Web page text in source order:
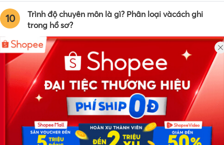
10
Trình độ chuyên môn là gì? Phân loại vàcách ghi
trong hồ sơ?
Công ty TNHH Eyeplus Online
Địa chỉ: Số 81, ngõ 68, đường Cầu Giấy, Tổ 05, Phường Quan
Hoa, Quận Cầu Giấy, TP Hà Nội, Việt Nam
SĐT: 0981 448 766